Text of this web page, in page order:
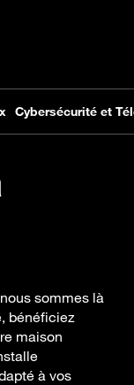
sommes là
bénéficiez
maison
à vos